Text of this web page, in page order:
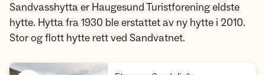
Sandvasshytta er Haugesund Turistforening eldste
hytte. Hytta fra 1930 ble erstattet av ny hytte i 2010.
Stor og flott hytte rett ved Sandvatnet.